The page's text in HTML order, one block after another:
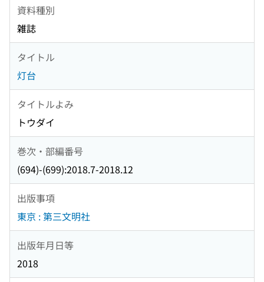
資料種別
雑誌
タイトル
灯台
タイトルよみ
トウダイ
巻次・部編番号
(694)-(699):2018.7-2018.12
出版事項
東京 : 第三文明社
出版年月日等
2018